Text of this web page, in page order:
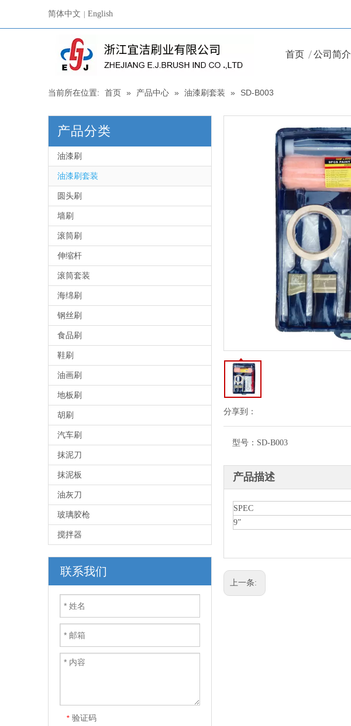
简体中文 | English
首页 公司简介
当前所在位置: 首页 » 产品中心 » 油漆刷套装 » SD-B003
产品分类
油漆刷
油漆刷套装
圆头刷
墙刷
滚筒刷
伸缩杆
滚筒套装
海绵刷
钢丝刷
食品刷
鞋刷
油画刷
地板刷
胡刷
汽车刷
抹泥刀
抹泥板
油灰刀
玻璃胶枪
搅拌器
联系我们
* 验证码
分享到：
型号： SD-B003
产品描述
SPEC
9”
上一条: